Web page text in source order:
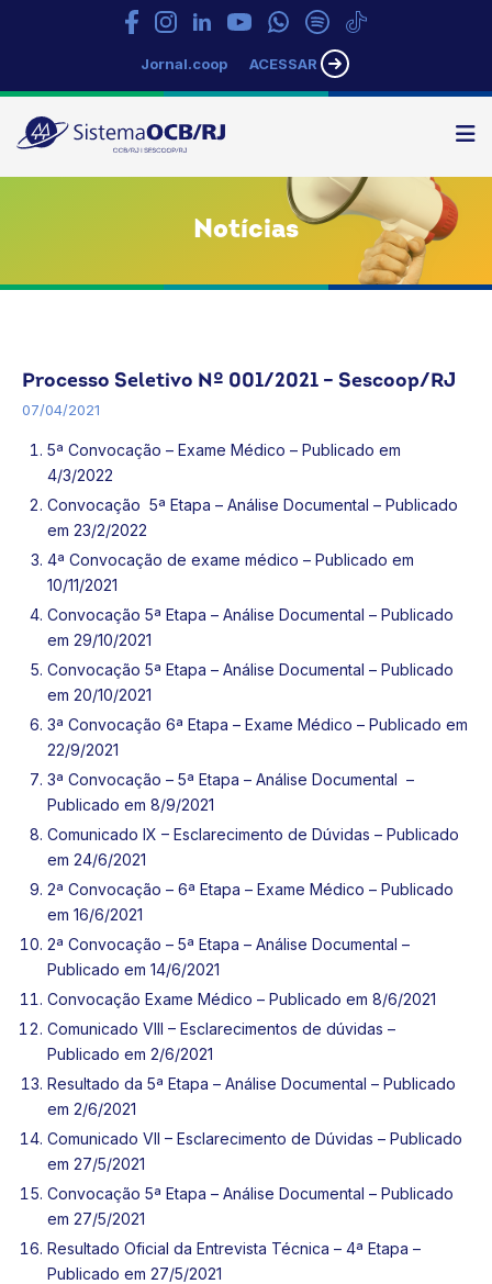
Jornal.coop ACESSAR
Sistema
OCB/RJ
Notícias
Processo Seletivo Nº 001/2021 – Sescoop/RJ
07/04/2021
5ª Convocação – Exame Médico – Publicado em
4/3/2022
Convocação 5ª Etapa – Análise Documental – Publicado
em 23/2/2022
4ª Convocação de exame médico – Publicado em
10/11/2021
Convocação 5ª Etapa – Análise Documental – Publicado
em 29/10/2021
Convocação 5ª Etapa – Análise Documental – Publicado
em 20/10/2021
3ª Convocação 6ª Etapa – Exame Médico – Publicado em
22/9/2021
3ª Convocação – 5ª Etapa – Análise Documental –
Publicado em 8/9/2021
Comunicado IX – Esclarecimento de Dúvidas – Publicado
em 24/6/2021
2ª Convocação – 6ª Etapa – Exame Médico – Publicado
em 16/6/2021
2ª Convocação – 5ª Etapa – Análise Documental –
Publicado em 14/6/2021
Convocação Exame Médico – Publicado em 8/6/2021
Comunicado VIII – Esclarecimentos de dúvidas –
Publicado em 2/6/2021
Resultado da 5ª Etapa – Análise Documental – Publicado
em 2/6/2021
Comunicado VII – Esclarecimento de Dúvidas – Publicado
em 27/5/2021
Convocação 5ª Etapa – Análise Documental – Publicado
em 27/5/2021
Resultado Oficial da Entrevista Técnica – 4ª Etapa –
Publicado em 27/5/2021